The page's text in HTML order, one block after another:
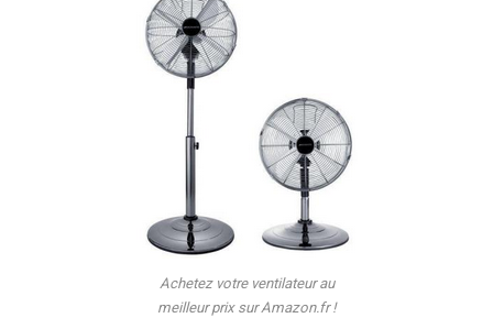
Achetez votre ventilateur au
meilleur prix sur Amazon.fr !